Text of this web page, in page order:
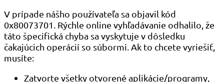
V prípade nášho používateľa sa objavil kód
0x80073701. Rýchle online vyhľadávanie odhalilo, že
táto špecifická chyba sa vyskytuje v dôsledku
čakajúcich operácií so súbormi. Ak to chcete vyriešiť,
musíte:
Zatvorte všetky otvorené aplikácie/programy,